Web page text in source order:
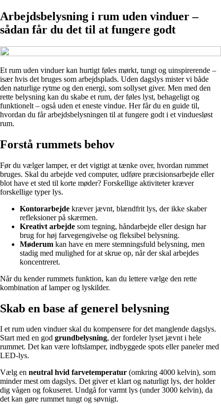
Arbejdsbelysning i rum uden vinduer –
sådan får du det til at fungere godt
Et rum uden vinduer kan hurtigt føles mørkt, tungt og uinspirerende –
især hvis det bruges som arbejdsplads. Uden dagslys mister vi både
den naturlige rytme og den energi, som sollyset giver. Men med den
rette belysning kan du skabe et rum, der føles lyst, behageligt og
funktionelt – også uden et eneste vindue. Her får du en guide til,
hvordan du får arbejdsbelysningen til at fungere godt i et vinduesløst
rum.
Forstå rummets behov
Før du vælger lamper, er det vigtigt at tænke over, hvordan rummet
bruges. Skal du arbejde ved computer, udføre præcisionsarbejde eller
blot have et sted til korte møder? Forskellige aktiviteter kræver
forskellige typer lys.
Kontorarbejde kræver jævnt, blændfrit lys, der ikke skaber
refleksioner på skærmen.
Kreativt arbejde som tegning, håndarbejde eller design har
brug for høj farvegengivelse og fleksibel belysning.
Møderum kan have en mere stemningsfuld belysning, men
stadig med mulighed for at skrue op, når der skal arbejdes
koncentreret.
Når du kender rummets funktion, kan du lettere vælge den rette
kombination af lamper og lyskilder.
Skab en base af generel belysning
I et rum uden vinduer skal du kompensere for det manglende dagslys.
Start med en god grundbelysning, der fordeler lyset jævnt i hele
rummet. Det kan være loftslamper, indbyggede spots eller paneler med
LED-lys.
Vælg en neutral hvid farvetemperatur (omkring 4000 kelvin), som
minder mest om dagslys. Det giver et klart og naturligt lys, der holder
dig vågen og fokuseret. Undgå for varmt lys (under 3000 kelvin), da
det kan gøre rummet tungt og søvnigt.